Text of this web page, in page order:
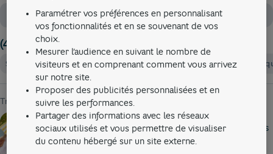
(43) articles
Se former Prévoyance Retraite Mutuelle Protection
Trier par
Publié le20/03/2023 par Blandine
Le guide de l’assurance multirisque pro pour les
indépendants
Paramétrer vos préférences en personnalisant
vos fonctionnalités et en se souvenant de vos
choix.
Mesurer l’audience en suivant le nombre de
visiteurs et en comprenant comment vous arrivez
sur notre site.
Proposer des publicités personnalisées et en
suivre les performances.
Partager des informations avec les réseaux
sociaux utilisés et vous permettre de visualiser
du contenu hébergé sur un site externe.